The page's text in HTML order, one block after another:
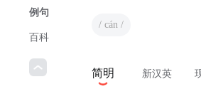
例句
百科
/ cán /
简明 新汉英